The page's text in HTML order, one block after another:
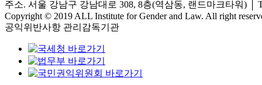
주소. 서울 강남구 강남대로 308, 8층(역삼동, 랜드마크타워)
Copyright © 2019 ALL Institute for Gender and Law. All right
공익위반사항 관리감독기관